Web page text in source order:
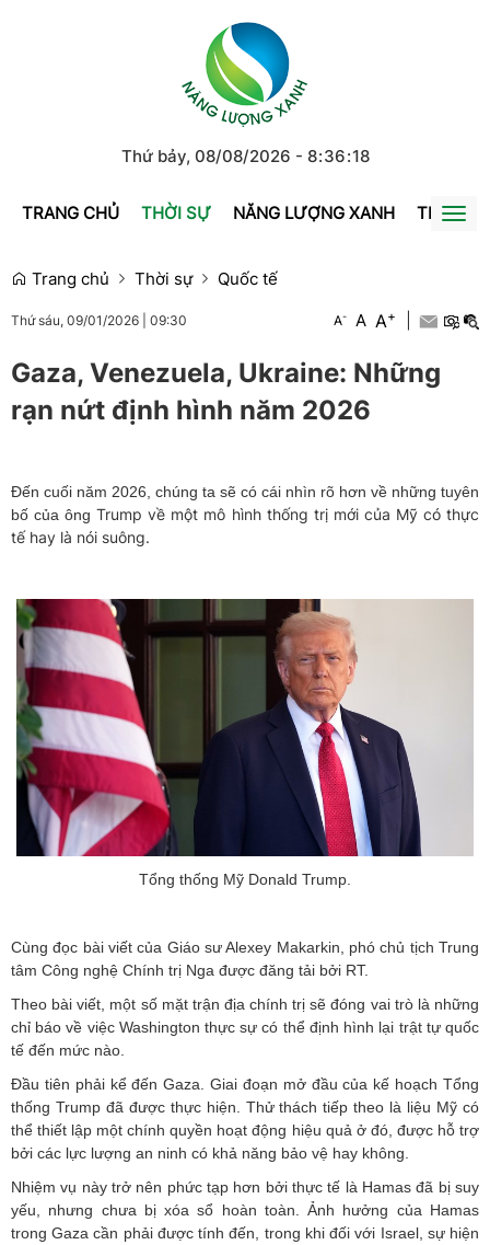
Thứ bảy, 08/08/2026 - 8:36:18
TRANG CHỦ THỜI SỰ NĂNG LƯỢNG XANH TRÁI
Trang chủ
Thời sự Quốc tế
Thứ sáu, 09/01/2026 09:30 A- A A+
Gaza, Venezuela, Ukraine: Những
rạn nứt định hình năm 2026
Đến cuối năm 2026, chúng ta sẽ có cái nhìn rõ hơn về những tuyên
bố của ôngTrump về một mô hình thống trị mới của Mỹ có thực
tế hay là nói suông.
Tổng thống Mỹ Donald Trump.
Cùng đọc bài viết của Giáo sư Alexey Makarkin, phó chủ tịch Trung
tâm Công nghệ Chính trị Nga được đăng tải bởi RT.
Theo bài viết, một số mặt trận địa chính trị sẽ đóng vai trò là những
chỉ báo về việc Washington thực sự có thể định hình lại trật tự quốc
tế đến mức nào.
Đầu tiên phải kể đến Gaza. Giai đoạn mở đầu của kế hoạch Tổng
thống Trump đã được thực hiện. Thử thách tiếp theo là liệu Mỹ có
thể thiết lập một chính quyền hoạt động hiệu quả ở đó, được hỗ trợ
bởi các lực lượng an ninh có khả năng bảo vệ hay không.
Nhiệm vụ này trở nên phức tạp hơn bởi thực tế là Hamas đã bị suy
yếu, nhưng chưa bị xóa sổ hoàn toàn. Ảnh hưởng của Hamas
trong Gaza cần phải được tính đến, trong khi đối với Israel, sự hiện